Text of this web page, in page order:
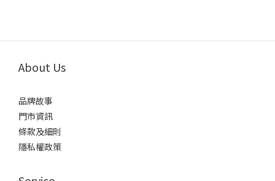
About Us
品牌故事
門市資訊
條款及細則
隱私權政策